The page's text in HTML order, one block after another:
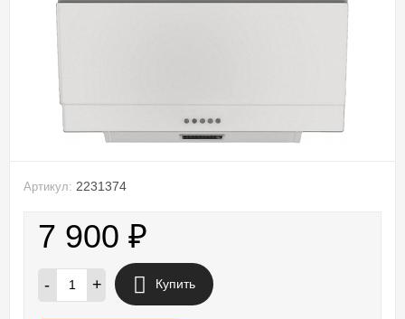
Артикул: 2231374
7 900 ₽
- + Купить